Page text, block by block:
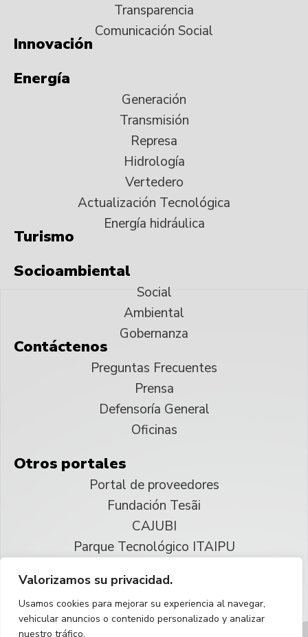
Valorizamos su privacidad.
Usamos cookies para mejorar su experiencia al navegar,
vehicular anuncios o contenido personalizado y analizar
nuestro tráfico.
Transparencia
Comunicación Social
Innovación
Energía
Generación
Transmisión
Represa
Hidrología
Vertedero
Actualización Tecnológica
Energía hidráulica
Turismo
Socioambiental
Social
Ambiental
Gobernanza
Contáctenos
Preguntas Frecuentes
Prensa
Defensoría General
Oficinas
Otros portales
Portal de proveedores
Fundación Tesãi
CAJUBI
Parque Tecnológico ITAIPU
Reservados todos los derechos